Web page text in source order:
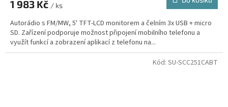
1 983 Kč / ks
Autorádio s FM/MW, 5' TFT-LCD monitorem a čelním 3x USB + micro
SD. Zařízení podporuje možnost připojení mobilního telefonu a
využít funkcí a zobrazení aplikací z telefonu na...
Kód: SU-SCC251CABT